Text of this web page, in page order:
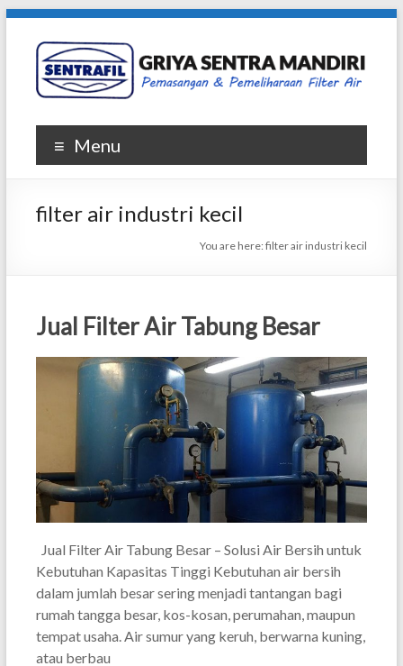
Skip
content
Griya
Sentra
Mandiri
dan
Menu
filter air industri kecil
You are here:filter air industri kecil
Jual Filter Air Tabung Besar
Jual Filter Air Tabung Besar – Solusi Air Bersih untuk
Kebutuhan Kapasitas Tinggi Kebutuhan air bersih
dalam jumlah besar sering menjadi tantangan bagi
rumah tangga besar, kos-kosan, perumahan, maupun
tempat usaha. Air sumur yang keruh, berwarna kuning,
atau berbau